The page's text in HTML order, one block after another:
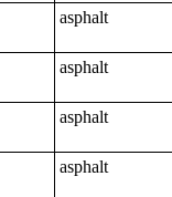
asphalt
asphalt
asphalt
asphalt